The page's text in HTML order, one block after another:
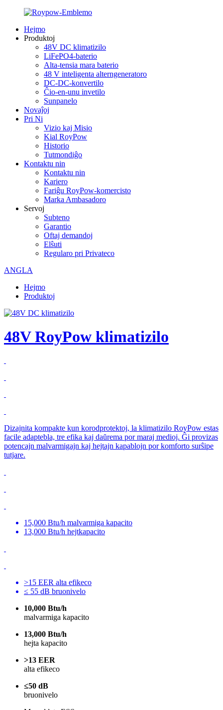
Hejmo
Produktoj
48V DC klimatizilo
LiFePO4-baterio
Alta-tensia mara baterio
48 V inteligenta alterngeneratoro
DC-DC-konvertilo
Ĉio-en-unu invetilo
Sunpanelo
Novaĵoj
Pri Ni
Vizio kaj Misio
Kial RoyPow
Historio
Tutmondiĝo
Kontaktu nin
Kontaktu nin
Kariero
Fariĝu RoyPow-komercisto
Marka Ambasadoro
Servoj
Subteno
Garantio
Oftaj demandoj
Elŝuti
Regularo pri Privateco
ANGLA
Hejmo
Produktoj
48V RoyPow klimatizilo
Dizajnita kompakte kun korodprotektoj, la klimatizilo RoyPow estas
facile adaptebla, tre efika kaj daŭrema por maraj medioj. Ĝi provizas
potencajn malvarmigajn kaj hejtajn kapablojn por komforto surŝipe
tutjare.
15,000 Btu/h malvarmiga kapacito
13,000 Btu/h hejtkapacito
>15 EER alta efikeco
≤ 55 dB bruonivelo
10,000 Btu/h
malvarmiga kapacito
13,000 Btu/h
hejta kapacito
>13 EER
alta efikeco
≤50 dB
bruonivelo